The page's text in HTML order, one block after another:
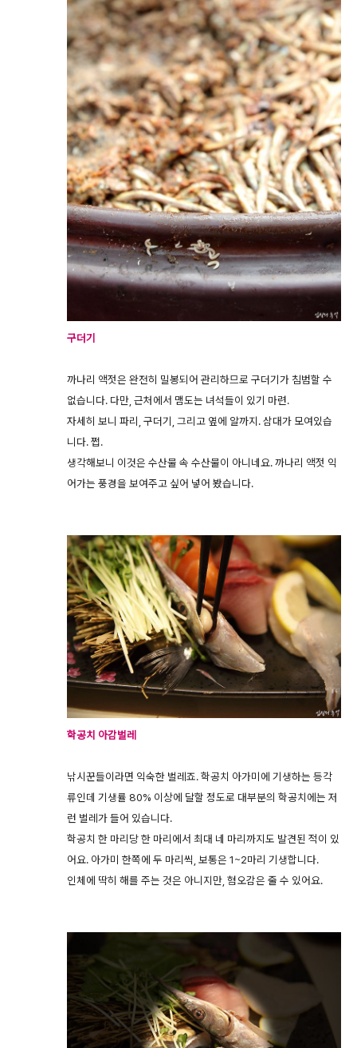
구더기
까나리 액젓은 완전히 밀봉되어 관리하므로 구더기가 침범할 수
없습니다. 다만, 근처에서 맴도는 녀석들이 있기 마련.
자세히 보니 파리, 구더기, 그리고 옆에 알까지. 삼대가 모여있습
니다. 쩝.
생각해보니 이것은 수산물 속 수산물이 아니네요. 까나리 액젓 익
어가는 풍경을 보여주고 싶어 넣어 봤습니다.
학공치 아감벌레
낚시꾼들이라면 익숙한 벌레죠. 학공치 아가미에 기생하는 등각
류인데 기생률 80% 이상에 달할 정도로 대부분의 학공치에는 저
런 벌레가 들어 있습니다.
학공치 한 마리당 한 마리에서 최대 네 마리까지도 발견된 적이 있
어요. 아가미 한쪽에 두 마리씩, 보통은 1~2마리 기생합니다.
인체에 딱히 해를 주는 것은 아니지만, 혐오감은 줄 수 있어요.